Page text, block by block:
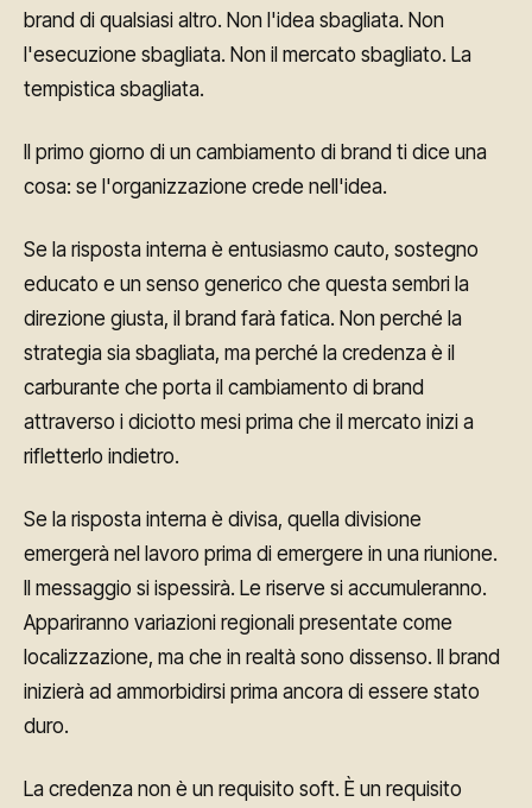
brand di qualsiasi altro. Non l'idea sbagliata. Non
l'esecuzione sbagliata. Non il mercato sbagliato. La
tempistica sbagliata.
Il primo giorno di un cambiamento di brand ti dice una
cosa: se l'organizzazione crede nell'idea.
Se la risposta interna è entusiasmo cauto, sostegno
educato e un senso generico che questa sembri la
direzione giusta, il brand farà fatica. Non perché la
strategia sia sbagliata, ma perché la credenza è il
carburante che porta il cambiamento di brand
attraverso i diciotto mesi prima che il mercato inizi a
rifletterlo indietro.
Se la risposta interna è divisa, quella divisione
emergerà nel lavoro prima di emergere in una riunione.
Il messaggio si ispessirà. Le riserve si accumuleranno.
Appariranno variazioni regionali presentate come
localizzazione, ma che in realtà sono dissenso. Il brand
inizierà ad ammorbidirsi prima ancora di essere stato
duro.
La credenza non è un requisito soft. È un requisito